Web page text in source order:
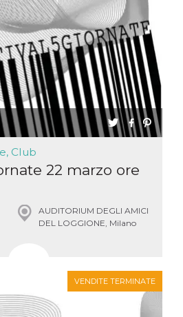
Club
22 marzo ore
AUDITORIUM DEGLI AMICI
DEL LOGGIONE, Milano
VENDITE TERMINATE